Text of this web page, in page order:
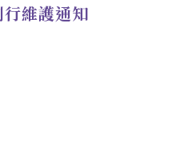
維護通知